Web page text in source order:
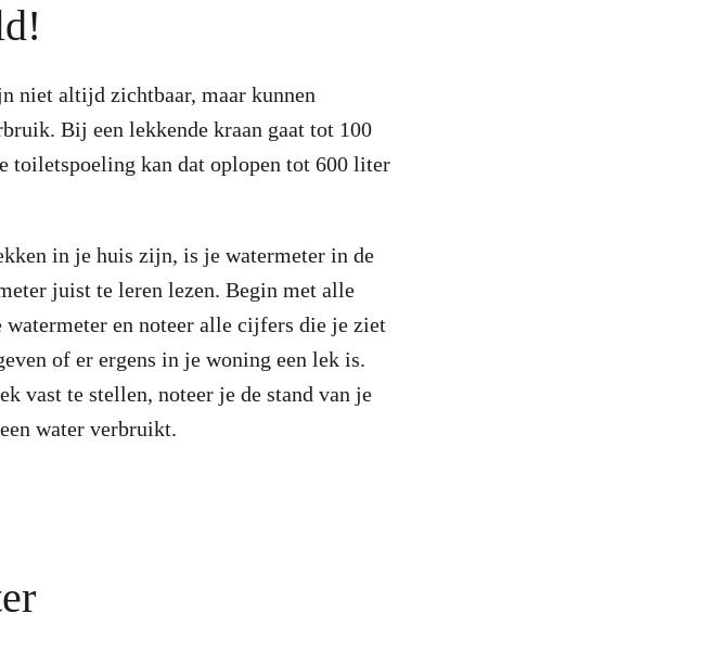
niet altijd zichtbaar, maar kunnen
Bij een lekkende kraan gaat tot 100
toiletspoeling kan dat oplopen tot 600 liter
in je huis zijn, is je watermeter in de
juist te leren lezen. Begin met alle
en noteer alle cijfers die je ziet
of er ergens in je woning een lek is.
vast te stellen, noteer je de stand van je
water verbruikt.